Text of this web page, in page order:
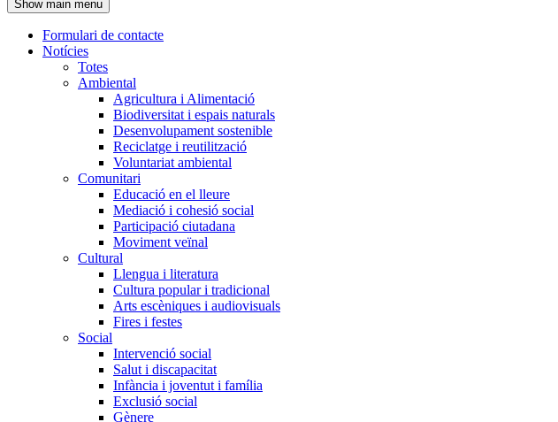
l'encapçalament
Show main menu
Navegació
principal
Formulari de contacte
Notícies
Totes
Ambiental
Agricultura i Alimentació
Biodiversitat i espais naturals
Desenvolupament sostenible
Reciclatge i reutilització
Voluntariat ambiental
Comunitari
Educació en el lleure
Mediació i cohesió social
Participació ciutadana
Moviment veïnal
Cultural
Llengua i literatura
Cultura popular i tradicional
Arts escèniques i audiovisuals
Fires i festes
Social
Intervenció social
Salut i discapacitat
Infància i joventut i família
Exclusió social
Gènere